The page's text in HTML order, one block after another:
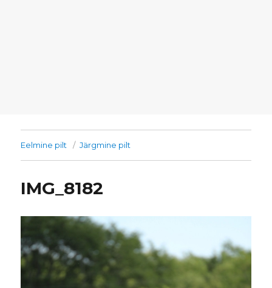
Eelmine pilt Järgmine pilt
IMG_8182